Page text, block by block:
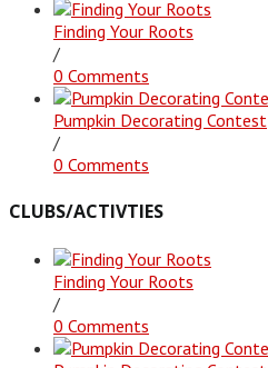
Finding Your Roots
/
0 Comments
Pumpkin Decorating Contest
/
0 Comments
CLUBS/ACTIVTIES
Finding Your Roots
/
0 Comments